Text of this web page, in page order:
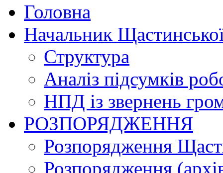
Головна
Начальник
Структура
Аналіз підсумків
НПД із звернень
РОЗПОРЯДЖЕННЯ
Розпорядження
Розпорядження